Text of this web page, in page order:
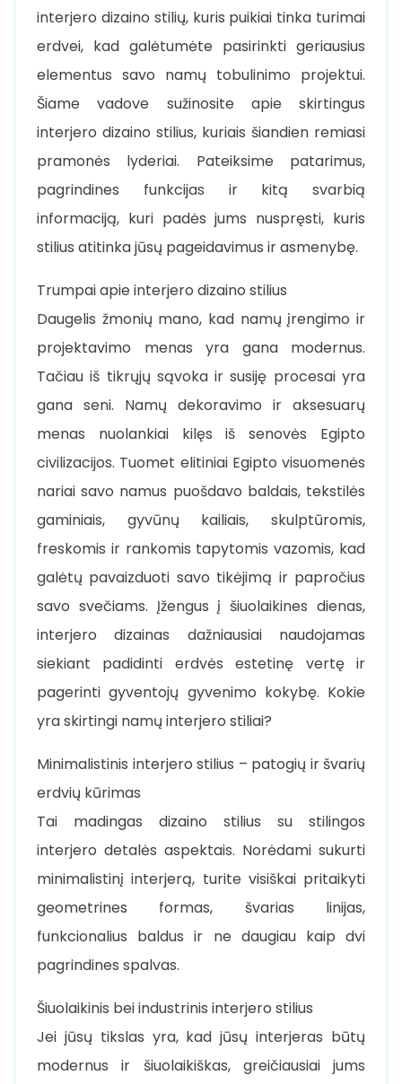
interjero dizaino stilių, kuris puikiai tinka turimai
erdvei, kad galėtumėte pasirinkti geriausius
elementus savo namų tobulinimo projektui.
Šiame vadove sužinosite apie skirtingus
interjero dizaino stilius, kuriais šiandien remiasi
pramonės lyderiai. Pateiksime patarimus,
pagrindines funkcijas ir kitą svarbią
informaciją, kuri padės jums nuspręsti, kuris
stilius atitinka jūsų pageidavimus ir asmenybę.
Trumpai apie interjero dizaino stilius
Daugelis žmonių mano, kad namų įrengimo ir
projektavimo menas yra gana modernus.
Tačiau iš tikrųjų sąvoka ir susiję procesai yra
gana seni. Namų dekoravimo ir aksesuarų
menas nuolankiai kilęs iš senovės Egipto
civilizacijos. Tuomet elitiniai Egipto visuomenės
nariai savo namus puošdavo baldais, tekstilės
gaminiais, gyvūnų kailiais, skulptūromis,
freskomis ir rankomis tapytomis vazomis, kad
galėtų pavaizduoti savo tikėjimą ir papročius
savo svečiams. Įžengus į šiuolaikines dienas,
interjero dizainas dažniausiai naudojamas
siekiant padidinti erdvės estetinę vertę ir
pagerinti gyventojų gyvenimo kokybę. Kokie
yra skirtingi namų interjero stiliai?
Minimalistinis interjero stilius – patogių ir švarių
erdvių kūrimas
Tai madingas dizaino stilius su stilingos
interjero detalės aspektais. Norėdami sukurti
minimalistinį interjerą, turite visiškai pritaikyti
geometrines formas, švarias linijas,
funkcionalius baldus ir ne daugiau kaip dvi
pagrindines spalvas.
Šiuolaikinis bei industrinis interjero stilius
Jei jūsų tikslas yra, kad jūsų interjeras būtų
modernus ir šiuolaikiškas, greičiausiai jums